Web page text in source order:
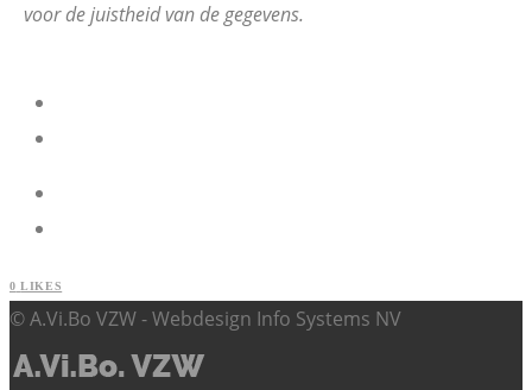
voor de juistheid van de gegevens.
0 LIKES
© A.Vi.Bo VZW - Webdesign Info Systems NV